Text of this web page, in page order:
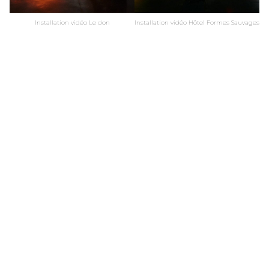
Installation vidéo Le don Installation vidéo Hôtel Formes Sauvages